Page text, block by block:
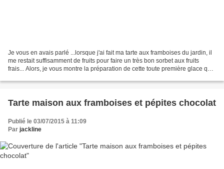
Je vous en avais parlé ...lorsque j'ai fait ma tarte aux framboises du jardin, il
me restait suffisamment de fruits pour faire un très bon sorbet aux fruits
frais... Alors, je vous montre la préparation de cette toute première glace qui
Tarte maison aux framboises et pépites chocolat
Publié le 03/07/2015 à 11:09
Par jackline